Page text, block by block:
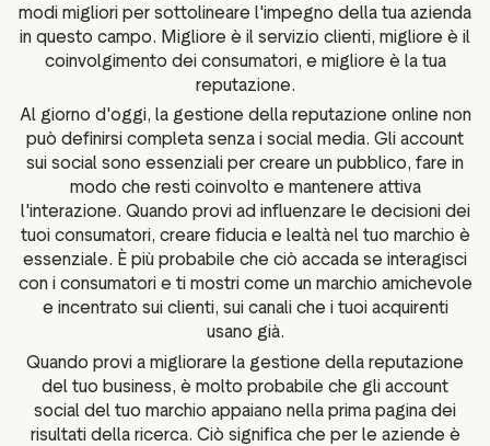
modi migliori per sottolineare l'impegno della tua azienda
in questo campo. Migliore è il servizio clienti, migliore è il
coinvolgimento dei consumatori, e migliore è la tua
reputazione.
Al giorno d'oggi, la gestione della reputazione online non
può definirsi completa senza i social media. Gli account
sui social sono essenziali per creare un pubblico, fare in
modo che resti coinvolto e mantenere attiva
l'interazione. Quando provi ad influenzare le decisioni dei
tuoi consumatori, creare fiducia e lealtà nel tuo marchio è
essenziale. È più probabile che ciò accada se interagisci
con i consumatori e ti mostri come un marchio amichevole
e incentrato sui clienti, sui canali che i tuoi acquirenti
usano già.
Quando provi a migliorare la gestione della reputazione
del tuo business, è molto probabile che gli account
social del tuo marchio appaiano nella prima pagina dei
risultati della ricerca. Ciò significa che per le aziende è